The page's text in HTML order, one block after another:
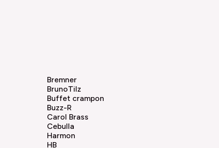
Bremner
BrunoTilz
Buffet crampon
Buzz-R
Carol Brass
Cebulla
Harmon
HB